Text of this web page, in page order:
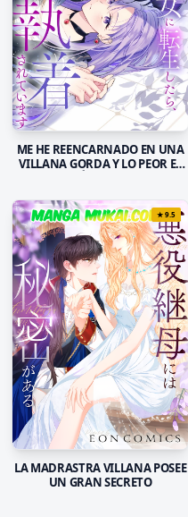
ME HE REENCARNADO EN UNA
VILLANA GORDA Y LO PEOR ES
★9.5
LA MADRASTRA VILLANA POSEE
UN GRAN SECRETO